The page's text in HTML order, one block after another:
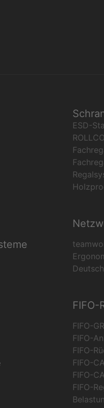
ESD-
FIFO-
FIFO-
FIFO-
FIFO-
FIFO-
FIFO-
FIFO-